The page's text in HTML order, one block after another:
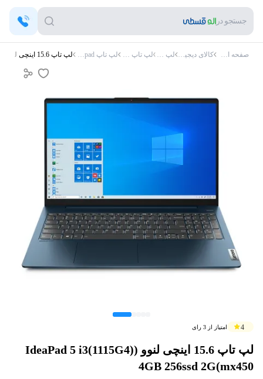
جستجو در
صفحه اصلی کالای دیجیتال لپ تاپ لپ تاپ لنوو لپ تاپ Ideapad لپ تاپ 15.6 اینچی لنوو (IdeaPad 5 i3(1115G4) 4GB 256ssd 2G(mx450
4 امتیاز از 3 رای
لپ تاپ 15.6 اینچی لنوو (IdeaPad 5 i3(1115G4)
4GB 256ssd 2G(mx450